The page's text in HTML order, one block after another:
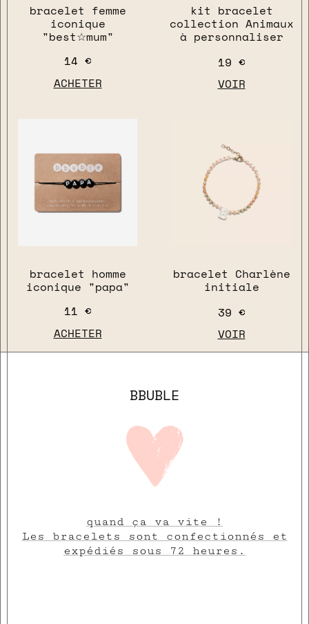
bracelet femme
iconique
"best☆mum"
14 €
ACHETER
kit bracelet
collection Animaux
à personnaliser
19 €
VOIR
bracelet homme
iconique "papa"
11 €
ACHETER
bracelet Charlène
initiale
39 €
VOIR
BBUBLE
quand ça va vite !
Les bracelets sont confectionnés et
expédiés sous 72 heures.